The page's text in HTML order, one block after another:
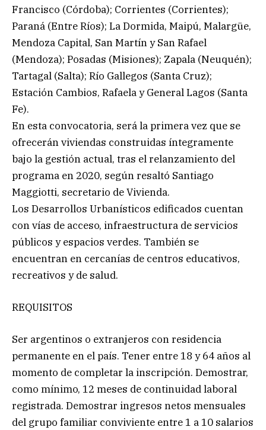
Francisco (Córdoba); Corrientes (Corrientes);
Paraná (Entre Ríos); La Dormida, Maipú, Malargüe,
Mendoza Capital, San Martín y San Rafael
(Mendoza); Posadas (Misiones); Zapala (Neuquén);
Tartagal (Salta); Río Gallegos (Santa Cruz);
Estación Cambios, Rafaela y General Lagos (Santa
Fe).
En esta convocatoria, será la primera vez que se
ofrecerán viviendas construidas íntegramente
bajo la gestión actual, tras el relanzamiento del
programa en 2020, según resaltó Santiago
Maggiotti, secretario de Vivienda.
Los Desarrollos Urbanísticos edificados cuentan
con vías de acceso, infraestructura de servicios
públicos y espacios verdes. También se
encuentran en cercanías de centros educativos,
recreativos y de salud.
REQUISITOS
Ser argentinos o extranjeros con residencia
permanente en el país. Tener entre 18 y 64 años al
momento de completar la inscripción. Demostrar,
como mínimo, 12 meses de continuidad laboral
registrada. Demostrar ingresos netos mensuales
del grupo familiar conviviente entre 1 a 10 salarios